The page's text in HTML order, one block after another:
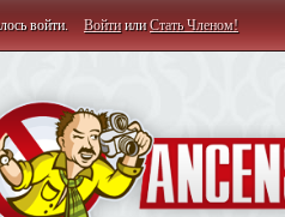
войти. ВойтиилиСтать Членом!